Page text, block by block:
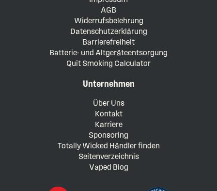
AGB
Widerrufsbelehrung
Datenschutzerklärung
Barrierefreiheit
Batterie- und Altgeräteentsorgung
Quit Smoking Calculator
Unternehmen
Über Uns
Kontakt
Karriere
Sponsoring
Totally Wicked Händler finden
Seitenverzeichnis
Vaped Blog